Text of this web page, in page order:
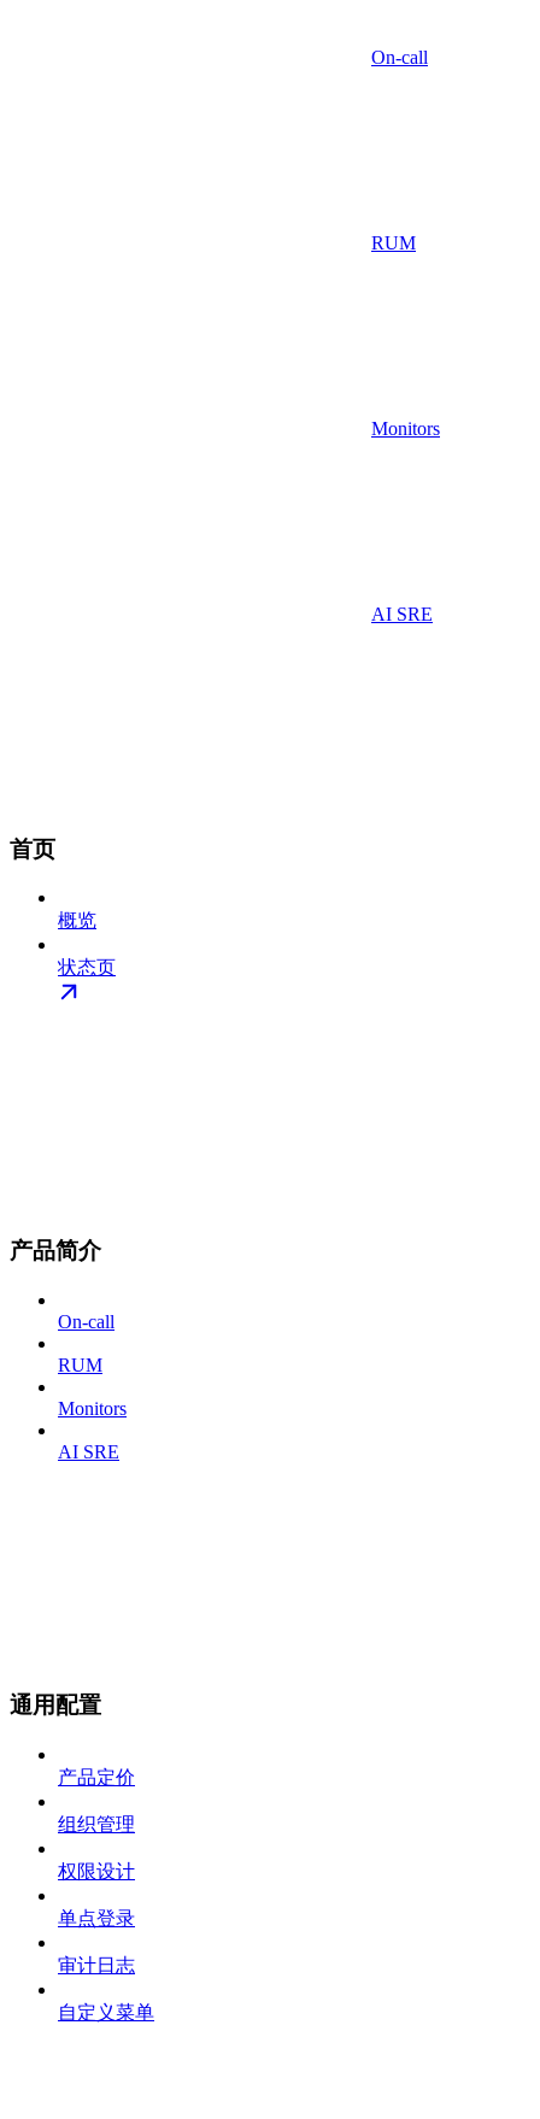
On-call
RUM
Monitors
AI SRE
首页
概览
状态页
产品简介
On-call
RUM
Monitors
AI SRE
通用配置
产品定价
组织管理
权限设计
单点登录
审计日志
自定义菜单